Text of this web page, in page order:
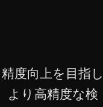
度向上を目指し
より高精度な検